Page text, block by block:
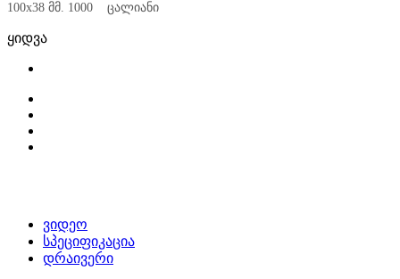
100x38 მმ. 1000 ცალიანი
ყიდვა
ვიდეო
სპეციფიკაცია
დრაივერი